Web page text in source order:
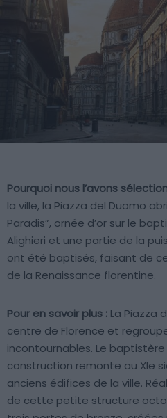
Pourquoi nous l’avons
la ville, la Piazza del Duomo
Paradis”, ornée d’or sur le
Alighieri et une partie de la
ont été baptisés, faisant de
de la Renaissance florentine.
Pour en savoir plus : La Piazza
centre de Florence et
incontournables. Le
construction remonte au XIe
anciens édifices de la ville.
de cette petite structure